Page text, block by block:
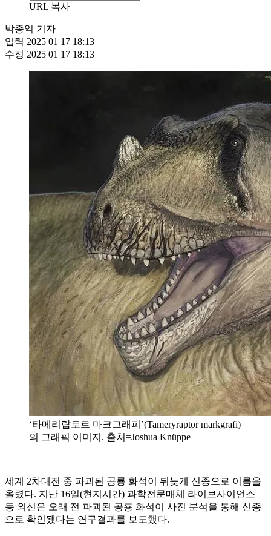
URL 복사
박종익 기자
입력 2025 01 17 18:13
수정 2025 01 17 18:13
‘타메리랍토르 마크그래피’(Tameryraptor markgrafi)
의 그래픽 이미지. 출처=Joshua Knüppe
세계 2차대전 중 파괴된 공룡 화석이 뒤늦게 신종으로 이름을
올렸다. 지난 16일(현지시간) 과학전문매체 라이브사이언스
등 외신은 오래 전 파괴된 공룡 화석이 사진 분석을 통해 신종
으로 확인됐다는 연구결과를 보도했다.